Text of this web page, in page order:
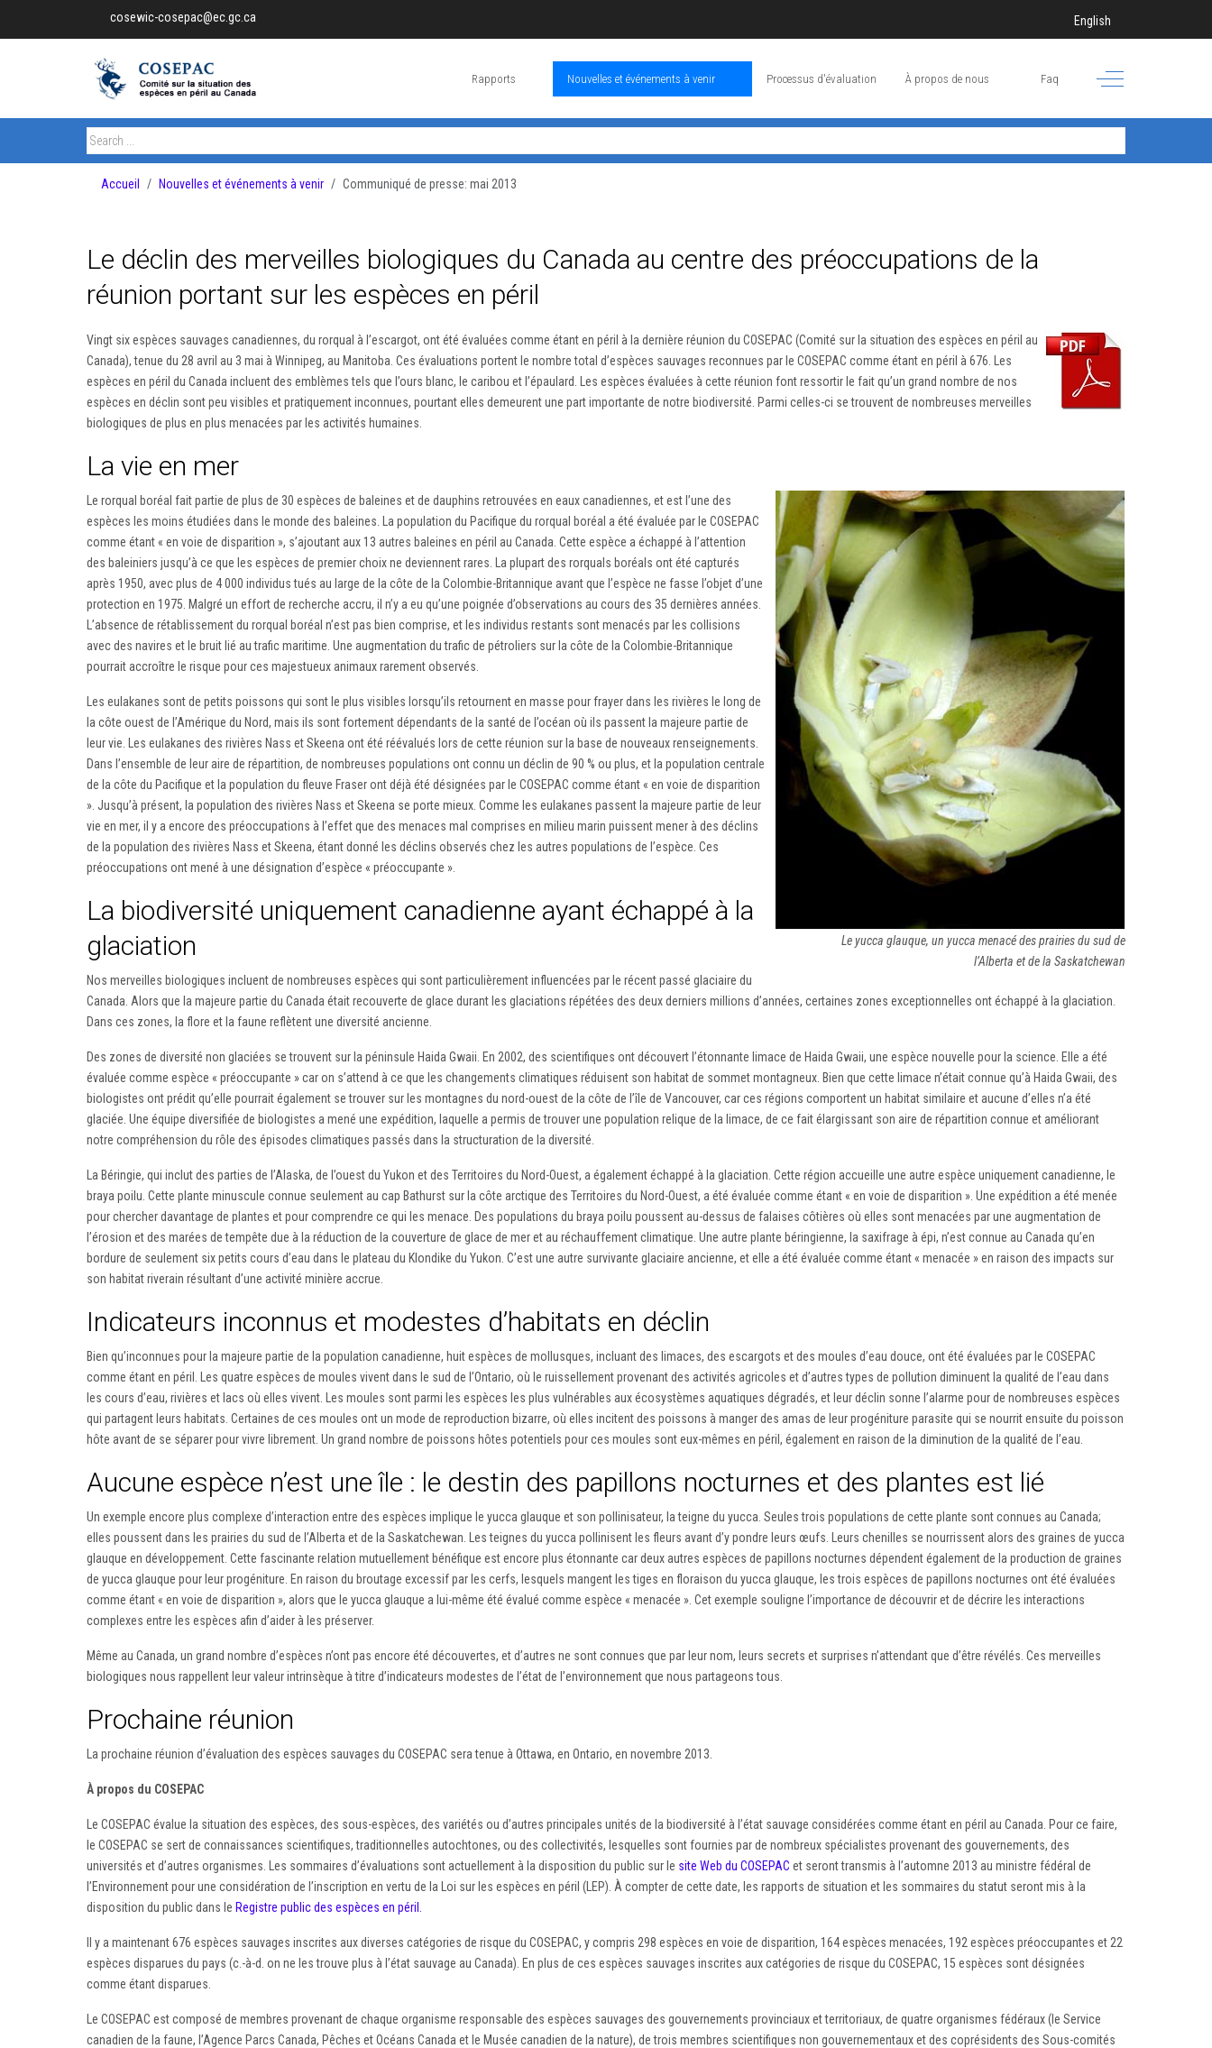
cosewic-cosepac@ec.gc.ca Sélectionnez votre langue
English
Rapports Nouvelles et événements à venir Processus d'évaluation À propos de nous Faq Off-Canvas Toggle
Accueil Nouvelles et événements à venir Communiqué de presse: mai 2013
Le déclin des merveilles biologiques du Canada au centre des préoccupations de la
réunion portant sur les espèces en péril
Vingt six espèces sauvages canadiennes, du rorqual à l’escargot, ont été évaluées comme étant en péril à la dernière réunion du COSEPAC (Comité sur la situation des espèces en péril au
Canada), tenue du 28 avril au 3 mai à Winnipeg, au Manitoba. Ces évaluations portent le nombre total d’espèces sauvages reconnues par le COSEPAC comme étant en péril à 676. Les
espèces en péril du Canada incluent des emblèmes tels que l’ours blanc, le caribou et l’épaulard. Les espèces évaluées à cette réunion font ressortir le fait qu’un grand nombre de nos
espèces en déclin sont peu visibles et pratiquement inconnues, pourtant elles demeurent une part importante de notre biodiversité. Parmi celles-ci se trouvent de nombreuses merveilles
biologiques de plus en plus menacées par les activités humaines.
La vie en mer
Le yucca glauque, un yucca menacé des prairies du sud de
l’Alberta et de la Saskatchewan
Le rorqual boréal fait partie de plus de 30 espèces de baleines et de dauphins retrouvées en eaux canadiennes, et est l’une des
espèces les moins étudiées dans le monde des baleines. La population du Pacifique du rorqual boréal a été évaluée par le COSEPAC
comme étant « en voie de disparition », s’ajoutant aux 13 autres baleines en péril au Canada. Cette espèce a échappé à l’attention
des baleiniers jusqu’à ce que les espèces de premier choix ne deviennent rares. La plupart des rorquals boréals ont été capturés
après 1950, avec plus de 4 000 individus tués au large de la côte de la Colombie-Britannique avant que l’espèce ne fasse l’objet d’une
protection en 1975. Malgré un effort de recherche accru, il n’y a eu qu’une poignée d’observations au cours des 35 dernières années.
L’absence de rétablissement du rorqual boréal n’est pas bien comprise, et les individus restants sont menacés par les collisions
avec des navires et le bruit lié au trafic maritime. Une augmentation du trafic de pétroliers sur la côte de la Colombie-Britannique
pourrait accroître le risque pour ces majestueux animaux rarement observés.
Les eulakanes sont de petits poissons qui sont le plus visibles lorsqu’ils retournent en masse pour frayer dans les rivières le long de
la côte ouest de l’Amérique du Nord, mais ils sont fortement dépendants de la santé de l’océan où ils passent la majeure partie de
leur vie. Les eulakanes des rivières Nass et Skeena ont été réévalués lors de cette réunion sur la base de nouveaux renseignements.
Dans l’ensemble de leur aire de répartition, de nombreuses populations ont connu un déclin de 90 % ou plus, et la population centrale
de la côte du Pacifique et la population du fleuve Fraser ont déjà été désignées par le COSEPAC comme étant « en voie de disparition
». Jusqu’à présent, la population des rivières Nass et Skeena se porte mieux. Comme les eulakanes passent la majeure partie de leur
vie en mer, il y a encore des préoccupations à l’effet que des menaces mal comprises en milieu marin puissent mener à des déclins
de la population des rivières Nass et Skeena, étant donné les déclins observés chez les autres populations de l’espèce. Ces
préoccupations ont mené à une désignation d’espèce « préoccupante ».
La biodiversité uniquement canadienne ayant échappé à la
glaciation
Nos merveilles biologiques incluent de nombreuses espèces qui sont particulièrement influencées par le récent passé glaciaire du
Canada. Alors que la majeure partie du Canada était recouverte de glace durant les glaciations répétées des deux derniers millions d’années, certaines zones exceptionnelles ont échappé à la glaciation.
Dans ces zones, la flore et la faune reflètent une diversité ancienne.
Des zones de diversité non glaciées se trouvent sur la péninsule Haida Gwaii. En 2002, des scientifiques ont découvert l’étonnante limace de Haida Gwaii, une espèce nouvelle pour la science. Elle a été
évaluée comme espèce « préoccupante » car on s’attend à ce que les changements climatiques réduisent son habitat de sommet montagneux. Bien que cette limace n’était connue qu’à Haida Gwaii, des
biologistes ont prédit qu’elle pourrait également se trouver sur les montagnes du nord-ouest de la côte de l’île de Vancouver, car ces régions comportent un habitat similaire et aucune d’elles n’a été
glaciée. Une équipe diversifiée de biologistes a mené une expédition, laquelle a permis de trouver une population relique de la limace, de ce fait élargissant son aire de répartition connue et améliorant
notre compréhension du rôle des épisodes climatiques passés dans la structuration de la diversité.
La Béringie, qui inclut des parties de l’Alaska, de l’ouest du Yukon et des Territoires du Nord-Ouest, a également échappé à la glaciation. Cette région accueille une autre espèce uniquement canadienne, le
braya poilu. Cette plante minuscule connue seulement au cap Bathurst sur la côte arctique des Territoires du Nord-Ouest, a été évaluée comme étant « en voie de disparition ». Une expédition a été menée
pour chercher davantage de plantes et pour comprendre ce qui les menace. Des populations du braya poilu poussent au-dessus de falaises côtières où elles sont menacées par une augmentation de
l’érosion et des marées de tempête due à la réduction de la couverture de glace de mer et au réchauffement climatique. Une autre plante béringienne, la saxifrage à épi, n’est connue au Canada qu’en
bordure de seulement six petits cours d’eau dans le plateau du Klondike du Yukon. C’est une autre survivante glaciaire ancienne, et elle a été évaluée comme étant « menacée » en raison des impacts sur
son habitat riverain résultant d’une activité minière accrue.
Indicateurs inconnus et modestes d’habitats en déclin
Bien qu’inconnues pour la majeure partie de la population canadienne, huit espèces de mollusques, incluant des limaces, des escargots et des moules d’eau douce, ont été évaluées par le COSEPAC
comme étant en péril. Les quatre espèces de moules vivent dans le sud de l’Ontario, où le ruissellement provenant des activités agricoles et d’autres types de pollution diminuent la qualité de l’eau dans
les cours d’eau, rivières et lacs où elles vivent. Les moules sont parmi les espèces les plus vulnérables aux écosystèmes aquatiques dégradés, et leur déclin sonne l’alarme pour de nombreuses espèces
qui partagent leurs habitats. Certaines de ces moules ont un mode de reproduction bizarre, où elles incitent des poissons à manger des amas de leur progéniture parasite qui se nourrit ensuite du poisson
hôte avant de se séparer pour vivre librement. Un grand nombre de poissons hôtes potentiels pour ces moules sont eux-mêmes en péril, également en raison de la diminution de la qualité de l’eau.
Aucune espèce n’est une île : le destin des papillons nocturnes et des plantes est lié
Un exemple encore plus complexe d’interaction entre des espèces implique le yucca glauque et son pollinisateur, la teigne du yucca. Seules trois populations de cette plante sont connues au Canada;
elles poussent dans les prairies du sud de l’Alberta et de la Saskatchewan. Les teignes du yucca pollinisent les fleurs avant d’y pondre leurs œufs. Leurs chenilles se nourrissent alors des graines de yucca
glauque en développement. Cette fascinante relation mutuellement bénéfique est encore plus étonnante car deux autres espèces de papillons nocturnes dépendent également de la production de graines
de yucca glauque pour leur progéniture. En raison du broutage excessif par les cerfs, lesquels mangent les tiges en floraison du yucca glauque, les trois espèces de papillons nocturnes ont été évaluées
comme étant « en voie de disparition », alors que le yucca glauque a lui-même été évalué comme espèce « menacée ». Cet exemple souligne l’importance de découvrir et de décrire les interactions
complexes entre les espèces afin d’aider à les préserver.
Même au Canada, un grand nombre d’espèces n’ont pas encore été découvertes, et d’autres ne sont connues que par leur nom, leurs secrets et surprises n’attendant que d’être révélés. Ces merveilles
biologiques nous rappellent leur valeur intrinsèque à titre d’indicateurs modestes de l’état de l’environnement que nous partageons tous.
Prochaine réunion
La prochaine réunion d’évaluation des espèces sauvages du COSEPAC sera tenue à Ottawa, en Ontario, en novembre 2013.
À propos du COSEPAC
Le COSEPAC évalue la situation des espèces, des sous-espèces, des variétés ou d’autres principales unités de la biodiversité à l’état sauvage considérées comme étant en péril au Canada. Pour ce faire,
le COSEPAC se sert de connaissances scientifiques, traditionnelles autochtones, ou des collectivités, lesquelles sont fournies par de nombreux spécialistes provenant des gouvernements, des
universités et d’autres organismes. Les sommaires d’évaluations sont actuellement à la disposition du public sur le site Web du COSEPAC et seront transmis à l’automne 2013 au ministre fédéral de
l’Environnement pour une considération de l’inscription en vertu de la Loi sur les espèces en péril (LEP). À compter de cette date, les rapports de situation et les sommaires du statut seront mis à la
disposition du public dans le Registre public des espèces en péril.
Il y a maintenant 676 espèces sauvages inscrites aux diverses catégories de risque du COSEPAC, y compris 298 espèces en voie de disparition, 164 espèces menacées, 192 espèces préoccupantes et 22
espèces disparues du pays (c.-à-d. on ne les trouve plus à l’état sauvage au Canada). En plus de ces espèces sauvages inscrites aux catégories de risque du COSEPAC, 15 espèces sont désignées
comme étant disparues.
Le COSEPAC est composé de membres provenant de chaque organisme responsable des espèces sauvages des gouvernements provinciaux et territoriaux, de quatre organismes fédéraux (le Service
canadien de la faune, l’Agence Parcs Canada, Pêches et Océans Canada et le Musée canadien de la nature), de trois membres scientifiques non gouvernementaux et des coprésidents des Sous-comités